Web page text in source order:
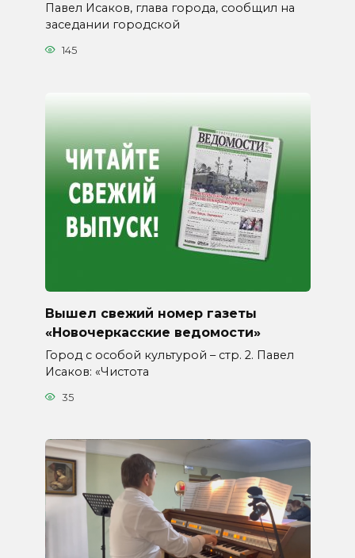
Павел Исаков, глава города, сообщил на
заседании городской
145
Вышел свежий номер газеты
«Новочеркасские ведомости»
Город с особой культурой – стр. 2. Павел
Исаков: «Чистота
35